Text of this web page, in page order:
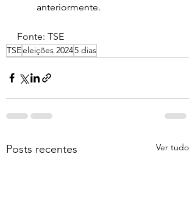
anteriormente.
Fonte: TSE
TSEeleições 20245 dias
Posts recentes Ver tudo